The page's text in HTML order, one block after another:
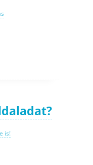
is!